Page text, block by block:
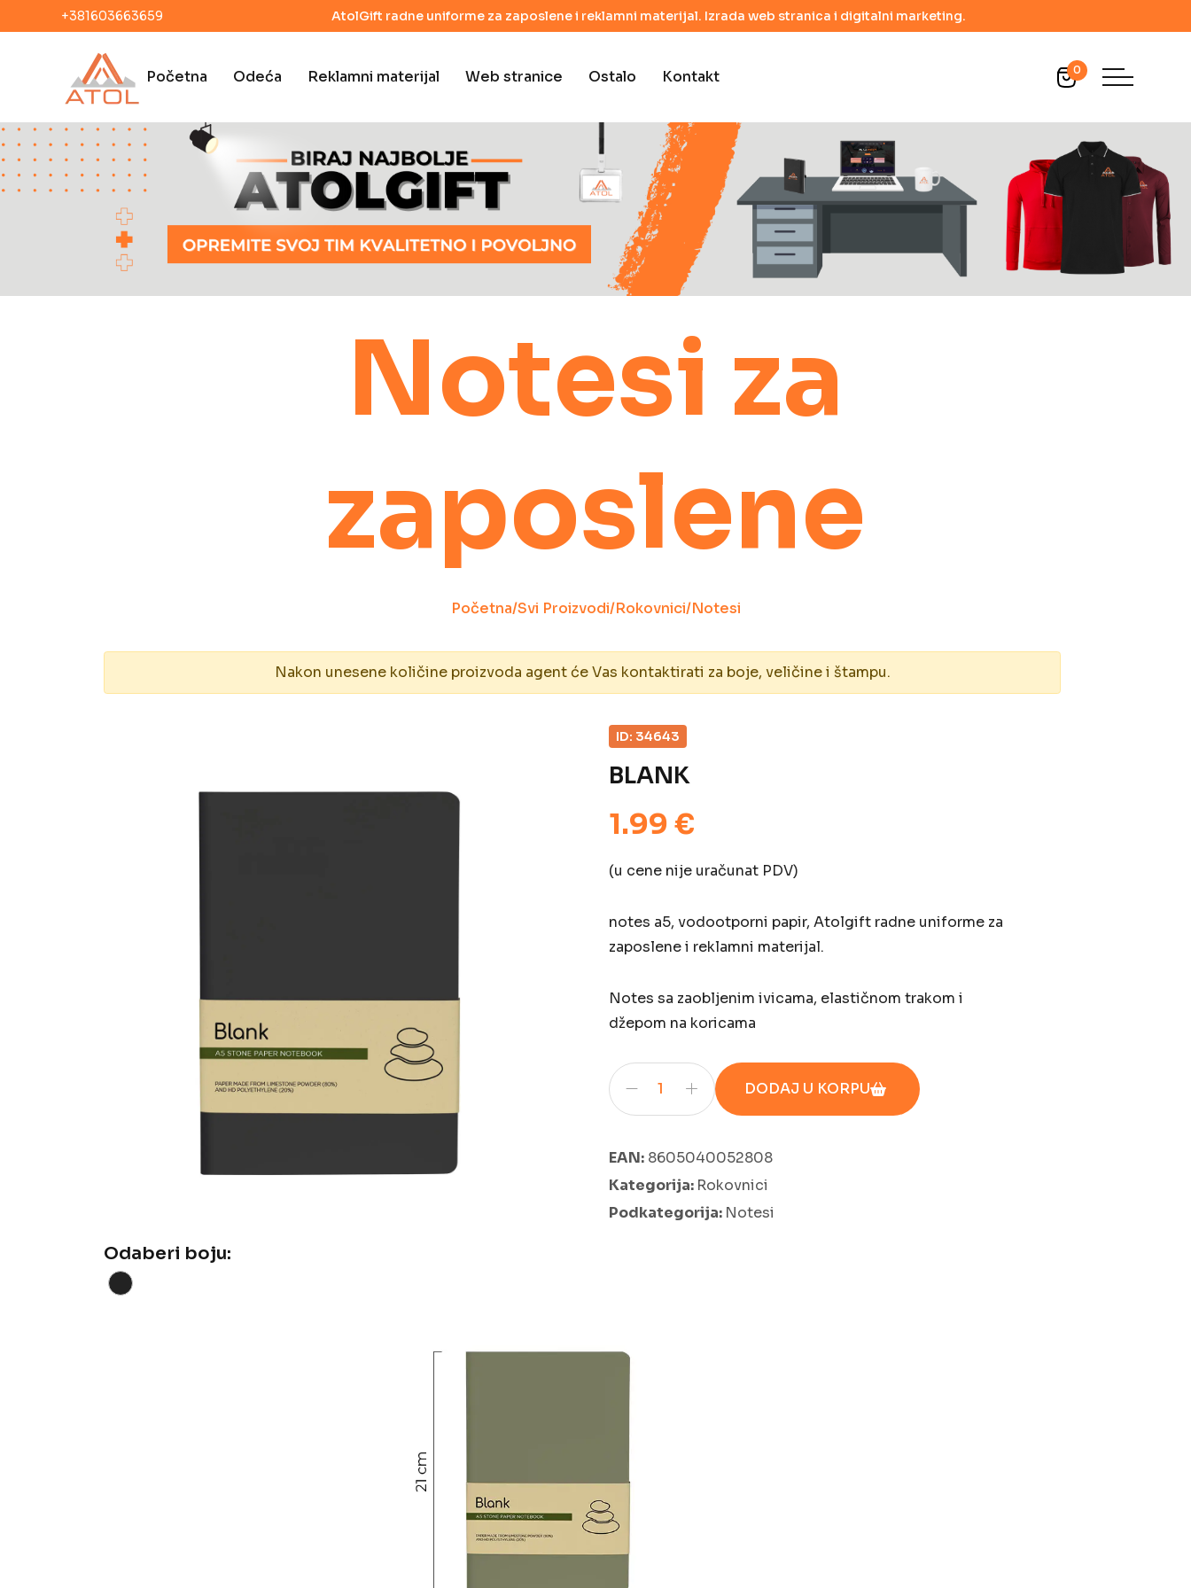
+381603663659 AtolGift radne uniforme za zaposlene i reklamni materijal. Izrada web stranica i digitalni marketing.
Početna Odeća Reklamni materijal Web stranice Ostalo Kontakt 0
Notesi za
zaposlene
Početna/Svi Proizvodi/Rokovnici/Notesi
Nakon unesene količine proizvoda agent će Vas kontaktirati za boje, veličine i štampu.
ID: 34643
BLANK
1.99 €
(u cene nije uračunat PDV)
notes a5, vodootporni papir, Atolgift radne uniforme za
zaposlene i reklamni materijal.
Notes sa zaobljenim ivicama, elastičnom trakom i
džepom na koricama
DODAJ U KORPU
EAN: 8605040052808
Kategorija: Rokovnici
Podkategorija: Notesi
Odaberi boju: